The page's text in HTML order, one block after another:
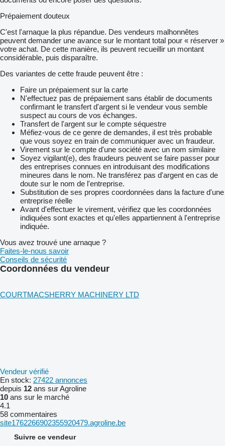
Prépaiement douteux
C'est l'arnaque la plus répandue. Des vendeurs malhonnêtes
peuvent demander une avance sur le montant total pour « réserver »
votre achat. De cette manière, ils peuvent recueillir un montant
considérable, puis disparaître.
Des variantes de cette fraude peuvent être :
Faire un prépaiement sur la carte
N'effectuez pas de prépaiement sans établir de documents
confirmant le transfert d'argent si le vendeur vous semble
suspect au cours de vos échanges.
Transfert de l'argent sur le compte séquestre
Méfiez-vous de ce genre de demandes, il est très probable
que vous soyez en train de communiquer avec un fraudeur.
Virement sur le compte d'une société avec un nom similaire
Soyez vigilant(e), des fraudeurs peuvent se faire passer pour
des entreprises connues en introduisant des modifications
mineures dans le nom. Ne transférez pas d'argent en cas de
doute sur le nom de l'entreprise.
Substitution de ses propres coordonnées dans la facture d'une
entreprise réelle
Avant d'effectuer le virement, vérifiez que les coordonnées
indiquées sont exactes et qu'elles appartiennent à l'entreprise
indiquée.
Vous avez trouvé une arnaque ?
Faites-le-nous savoir
Conseils de sécurité
Coordonnées du vendeur
COURTMACSHERRY MACHINERY LTD
Vendeur vérifié
En stock: 27422 annonces
depuis 12 ans sur Agroline
10 ans sur le marché
4.1
58 commentaires
site1762266902355920479.agroline.be
Suivre ce vendeur